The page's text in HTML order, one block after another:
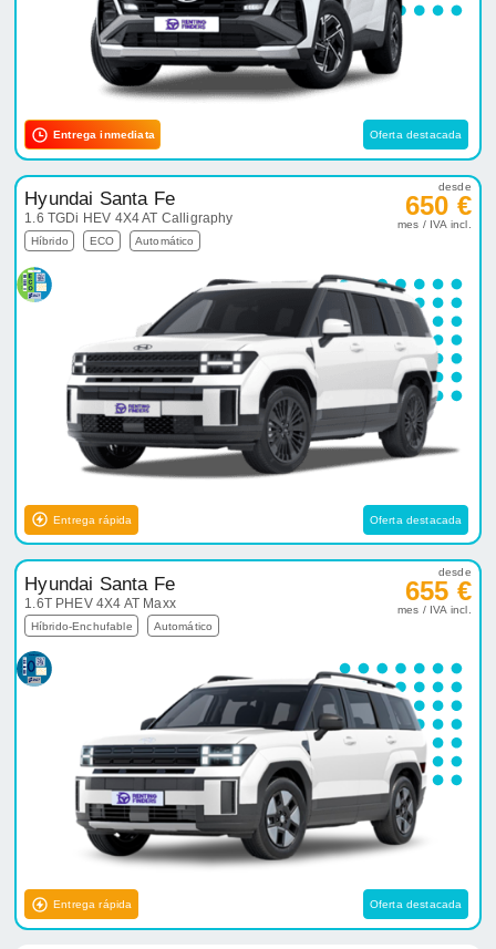
Entrega inmediata Oferta destacada
Hyundai Santa Fe
1.6 TGDi HEV 4X4 AT Calligraphy
Híbrido ECO Automático
desde
650 €
mes / IVA incl.
Entrega rápida Oferta destacada
Hyundai Santa Fe
1.6T PHEV 4X4 AT Maxx
Híbrido-Enchufable Automático
desde
655 €
mes / IVA incl.
Entrega rápida Oferta destacada